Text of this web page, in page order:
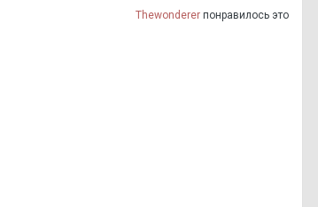
Thewonderer понравилось это